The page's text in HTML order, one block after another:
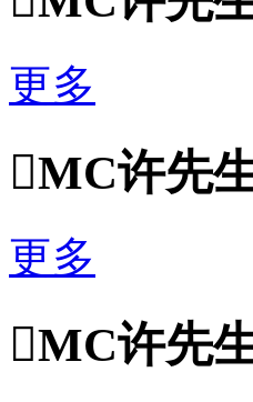
更多
MC许先
更多
MC许先